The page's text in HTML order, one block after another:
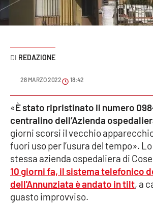
Sport
Meteo
Editoriali
VIDEO
Ambiente
REDAZIONE
28 MARZO 2022 18:42
«È stato ripristinato il numero
centralino dell’Azienda
giorni scorsi il vecchio
fuori uso per l’usura del tempo».
stessa azienda ospedaliera di
10 giorni fa, il sistema telefonico
dell'Annunziata è andato in tilt, a
guasto improvviso.